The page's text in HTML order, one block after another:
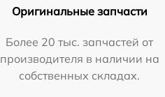
Оригинальные запчасти
Более 20 тыс. запчастей от
производителя в наличии на
собственных складах.